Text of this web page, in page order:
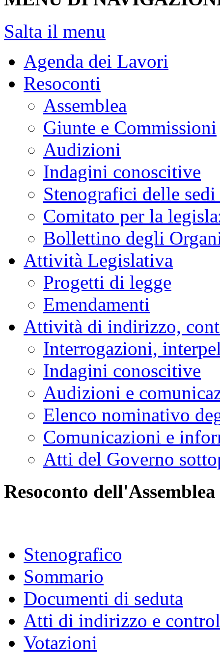
Salta il menu
Agenda dei Lavori
Resoconti
Assemblea
Giunte e Commissioni
Audizioni
Indagini conoscitive
Stenografici delle
Comitato per la
Bollettino degli
Attività Legislativa
Progetti di legge
Emendamenti
Attività di indirizzo,
Interrogazioni,
Indagini conoscitive
Audizioni e
Elenco nominativo
Comunicazioni e
Atti del Governo
Resoconto dell'Assemblea
Stenografico
Sommario
Documenti di seduta
Atti di indirizzo e
Votazioni